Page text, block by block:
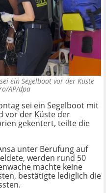
ein Segelboot vor der Küste
AP/dpa
sei ein Segelboot mit
vor der Küste der
gekentert, teilte die
unter Berufung auf
werden rund 50
machte keine
bestätigte lediglich die